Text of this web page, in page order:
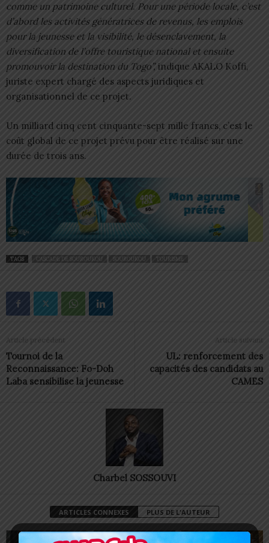
comme un patrimoine culturel. Pour une période locale, c’est
d’abord les activités génératrices de revenus, les emplois
pour la jeunesse et la visibilité, le désenclavement, la
diversification de l’offre touristique national et ensuite
promouvoir la destination du Togo”,indique AKALO Koffi,
juriste expert chargé des aspects juridiques et
organisationnel de ce projet.
Un milliard cinq cent cinquante-sept mille francs, c’est le
coût global de ce projet prévu pour être réalisé sur une
durée de trois ans.
TAGS CASCADE DE SOUROUKOU SOUROUKOU TOURISME
Article précédent
Tournoi de la
Reconnaissance: Fo-Doh
Laba sensibilise la jeunesse
Article suivant
UL: renforcement des
capacités des candidats au
CAMES
Charbel SOSSOUVI
ARTICLES CONNEXES PLUS DE L'AUTEUR